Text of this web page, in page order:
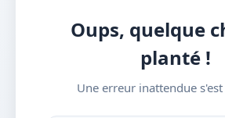
Oups, quelque
planté !
Une erreur inattendue